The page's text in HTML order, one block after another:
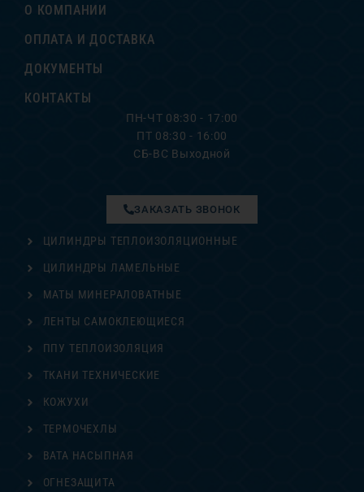
О КОМПАНИИ
ОПЛАТА И ДОСТАВКА
ДОКУМЕНТЫ
КОНТАКТЫ
ПН-ЧТ 08:30 - 17:00
ПТ 08:30 - 16:00
СБ-ВС Выходной
ЦИЛИНДРЫ ТЕПЛОИЗОЛЯЦИОННЫЕ
ЦИЛИНДРЫ ЛАМЕЛЬНЫЕ
МАТЫ МИНЕРАЛОВАТНЫЕ
ЛЕНТЫ САМОКЛЕЮЩИЕСЯ
ППУ ТЕПЛОИЗОЛЯЦИЯ
ТКАНИ ТЕХНИЧЕСКИЕ
ЗАКАЗАТЬ ЗВОНОК
КОЖУХИ
ТЕРМОЧЕХЛЫ
ВАТА НАСЫПНАЯ
ОГНЕЗАЩИТА